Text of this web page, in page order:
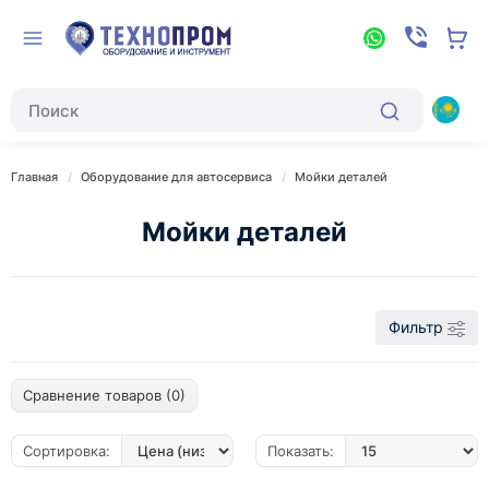
Главная Оборудование для автосервиса Мойки деталей
Мойки деталей
Фильтр
Сравнение товаров (0)
Сортировка: Показать: